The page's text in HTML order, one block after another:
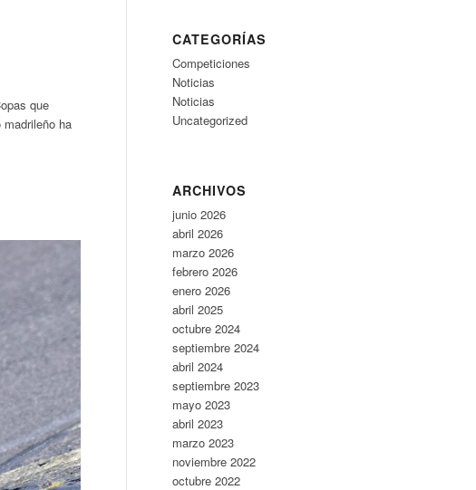
que
ha
CATEGORÍAS
Competiciones
Noticias
Noticias
Uncategorized
ARCHIVOS
junio 2026
abril 2026
marzo 2026
febrero 2026
enero 2026
abril 2025
octubre 2024
septiembre 2024
abril 2024
septiembre 2023
mayo 2023
abril 2023
marzo 2023
noviembre 2022
octubre 2022